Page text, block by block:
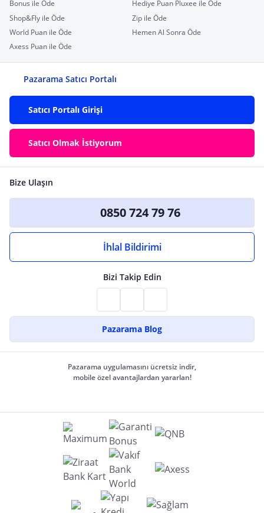
Bonus ile Öde
Hediye Puan Pluxee ile Öde
Shop&Fly ile Öde
Zip ile Öde
World Puan ile Öde
Hemen Al Sonra Öde
Axess Puan ile Öde
Pazarama Satıcı Portalı
Satıcı Portalı Girişi
Satıcı Olmak İstiyorum
Bize Ulaşın
0850 724 79 76
İhlal Bildirimi
Bizi Takip Edin
Pazarama Blog
Pazarama uygulamasını ücretsiz indir,
mobile özel avantajlardan yararlan!